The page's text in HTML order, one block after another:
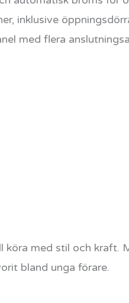
inklusive
med flera
med stil och kraft.
bland unga förare.